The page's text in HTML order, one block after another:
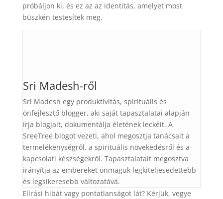
próbáljon ki, és ez az az identitás, amelyet most
büszkén testesítek meg.
Sri Madesh-ről
Sri Madesh egy produktivitás, spirituális és
önfejlesztő blogger, aki saját tapasztalatai alapján
írja blogjait, dokumentálja életének leckéit. A
SreeTree blogot vezeti, ahol megosztja tanácsait a
termelékenységről, a spirituális növekedésről és a
kapcsolati készségekről. Tapasztalatait megosztva
irányítja az embereket önmaguk legkiteljesedettebb
és legsikeresebb változatává.
Elírási hibát vagy pontatlanságot lát? Kérjük, vegye